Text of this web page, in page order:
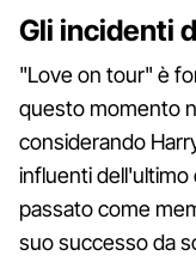
Gli incidenti
"Love on tour" è
questo momento
considerando
influenti dell'ultimo
passato come
suo successo da